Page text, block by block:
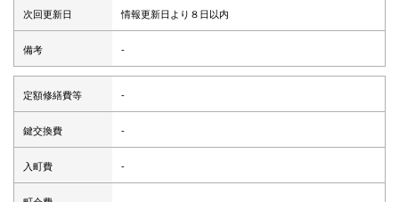
次回更新日 情報更新日より８日以内
備考 -
定額修繕費等 -
鍵交換費 -
入町費 -